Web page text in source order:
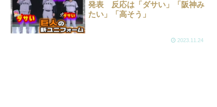
発表 反応は「ダサい」「阪神み
たい」「高そう」
2023.11.24